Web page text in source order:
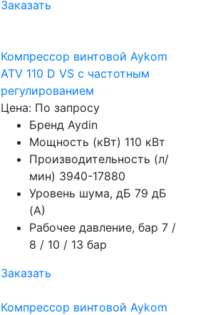
Заказать
Компрессор винтовой Aykom
ATV 110 D VS с частотным
регулированием
Цена: По запросу
Бренд Aydin
Мощность (кВт) 110 кВт
Производительность (л/
мин) 3940-17880
Уровень шума, дБ 79 дБ
(А)
Рабочее давление, бар 7 /
8 / 10 / 13 бар
Заказать
Компрессор винтовой Aykom